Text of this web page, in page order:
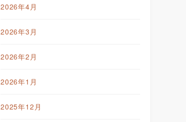
2026年4月
2026年3月
2026年2月
2026年1月
2025年12月